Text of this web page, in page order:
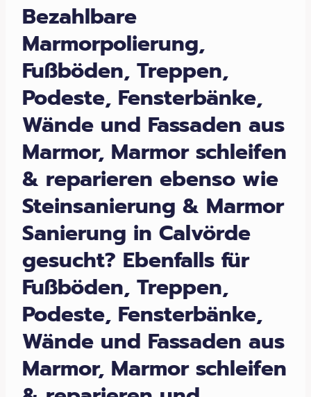
Bezahlbare
Marmorpolierung,
Fußböden, Treppen,
Podeste, Fensterbänke,
Wände und Fassaden aus
Marmor, Marmor schleifen
& reparieren ebenso wie
Steinsanierung & Marmor
Sanierung in Calvörde
gesucht? Ebenfalls für
Fußböden, Treppen,
Podeste, Fensterbänke,
Wände und Fassaden aus
Marmor, Marmor schleifen